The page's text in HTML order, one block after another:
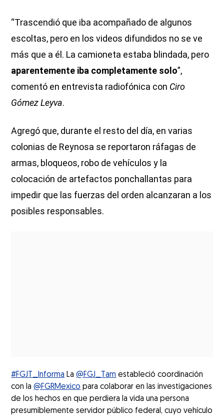
“Trascendió que iba acompañado de algunos
escoltas, pero en los videos difundidos no se ve
más que a él. La camioneta estaba blindada, pero
aparentemente iba completamente solo”,
comentó en entrevista radiofónica con Ciro
Gómez Leyva.
Agregó que, durante el resto del día, en varias
colonias de Reynosa se reportaron ráfagas de
armas, bloqueos, robo de vehículos y la
colocación de artefactos ponchallantas para
impedir que las fuerzas del orden alcanzaran a los
posibles responsables.
#FGJT_Informa La@FGJ_Tam estableció coordinación
con la@FGRMexico para colaborar en las investigaciones
de los hechos en que perdiera la vida una persona
presumiblemente servidor público federal, cuyo vehículo